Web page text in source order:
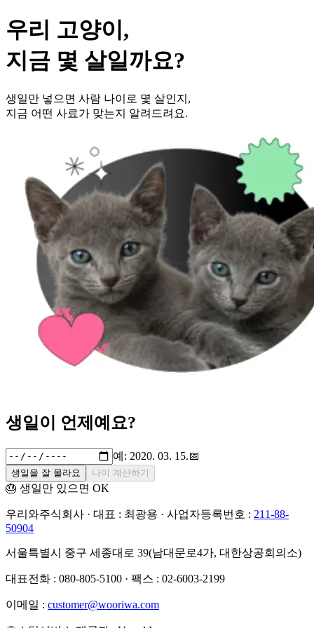
우리 고양이,
지금 몇 살일까요?
생일만 넣으면 사람 나이로 몇 살인지,
지금 어떤 사료가 맞는지 알려드려요.
생일이 언제예요?
예: 2020. 03. 15. 📅
생일을 잘 몰라요 나이 계산하기
🎂 생일만 있으면 OK
우리와주식회사 · 대표 : 최광용 · 사업자등록번호 : 211-88-
50904
서울특별시 중구 세종대로 39(남대문로4가, 대한상공회의소)
대표전화 : 080-805-5100 · 팩스 : 02-6003-2199
이메일 : customer@wooriwa.com